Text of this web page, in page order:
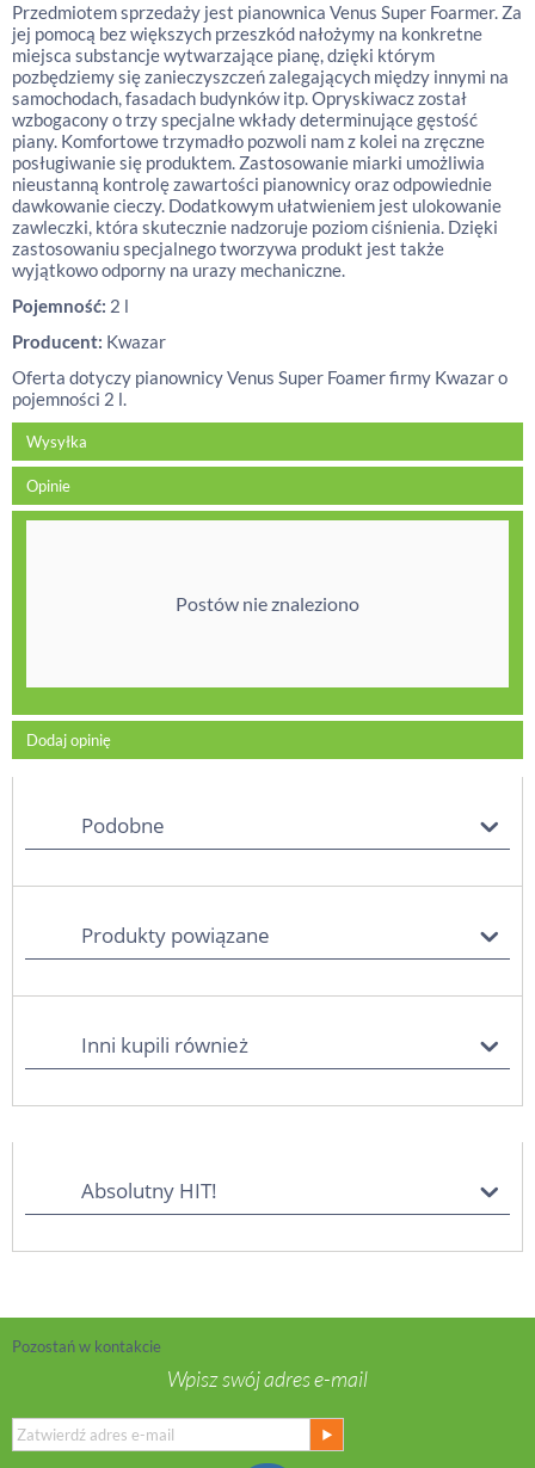
Przedmiotem sprzedaży jest pianownica Venus Super Foarmer. Za
jej pomocą bez większych przeszkód nałożymy na konkretne
miejsca substancje wytwarzające pianę, dzięki którym
pozbędziemy się zanieczyszczeń zalegających między innymi na
samochodach, fasadach budynków itp. Opryskiwacz został
wzbogacony o trzy specjalne wkłady determinujące gęstość
piany. Komfortowe trzymadło pozwoli nam z kolei na zręczne
posługiwanie się produktem. Zastosowanie miarki umożliwia
nieustanną kontrolę zawartości pianownicy oraz odpowiednie
dawkowanie cieczy. Dodatkowym ułatwieniem jest ulokowanie
zawleczki, która skutecznie nadzoruje poziom ciśnienia. Dzięki
zastosowaniu specjalnego tworzywa produkt jest także
wyjątkowo odporny na urazy mechaniczne.
Pojemność: 2 l
Producent: Kwazar
Oferta dotyczy pianownicy Venus Super Foamer firmy Kwazar o
pojemności 2 l.
Wysyłka
Opinie
Postów nie znaleziono
Dodaj opinię
Podobne
Produkty powiązane
Inni kupili również
Absolutny HIT!
Pozostań w kontakcie
Wpisz swój adres e-mail